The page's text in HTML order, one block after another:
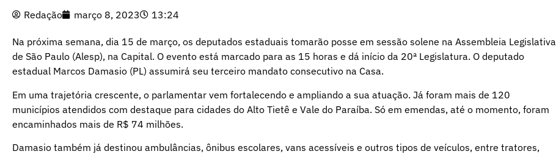
Redação março 8, 2023 13:24
Na próxima semana, dia 15 de março, os deputados estaduais tomarão posse em sessão solene na Assembleia Legislativa
de São Paulo (Alesp), na Capital. O evento está marcado para as 15 horas e dá início da 20ª Legislatura. O deputado
estadual Marcos Damasio (PL) assumirá seu terceiro mandato consecutivo na Casa.
Em uma trajetória crescente, o parlamentar vem fortalecendo e ampliando a sua atuação. Já foram mais de 120
municípios atendidos com destaque para cidades do Alto Tietê e Vale do Paraíba. Só em emendas, até o momento, foram
encaminhados mais de R$ 74 milhões.
Damasio também já destinou ambulâncias, ônibus escolares, vans acessíveis e outros tipos de veículos, entre tratores,